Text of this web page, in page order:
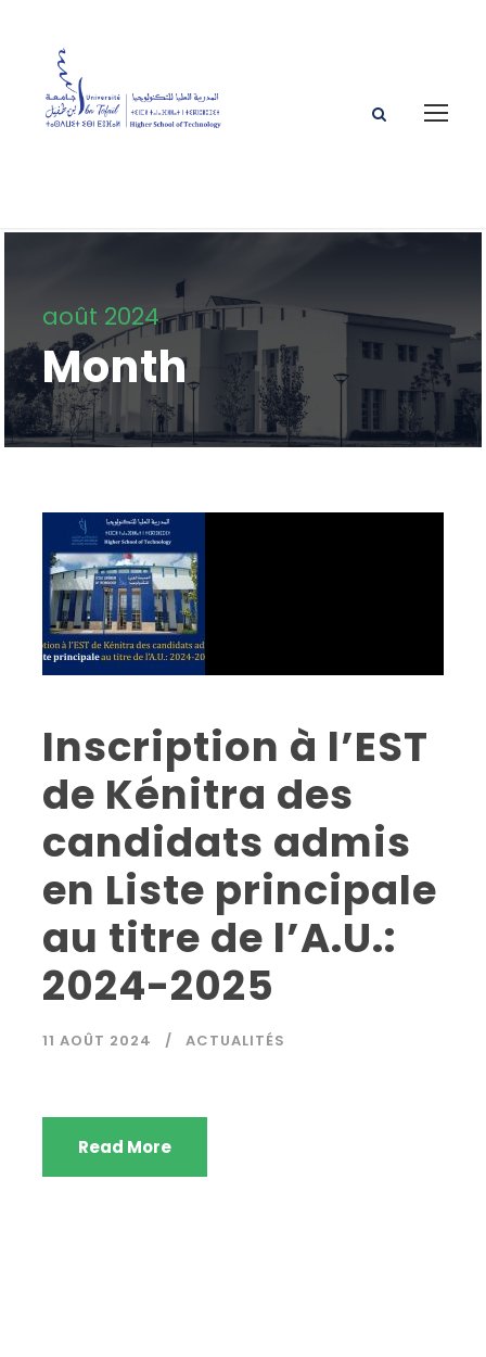
août 2024
Month
Inscription à l’EST
de Kénitra des
candidats admis
en Liste principale
au titre de l’A.U.:
2024-2025
11 AOÛT 2024 ACTUALITÉS
Read More